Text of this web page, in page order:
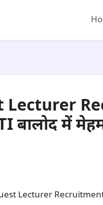
Lecturer
बालोद में
Lecturer